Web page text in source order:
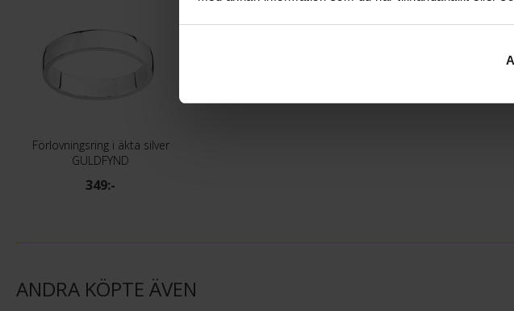
Förlovningsring i äkta silver
GULDFYND
349:-
ANDRA KÖPTE ÄVEN